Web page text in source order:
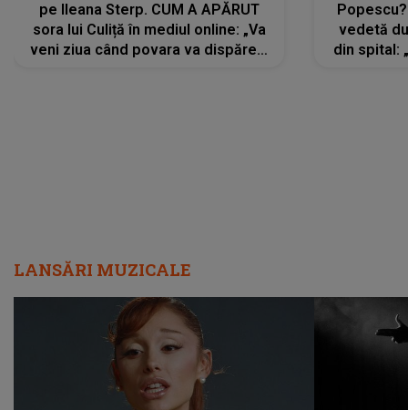
pe Ileana Sterp. CUM A APĂRUT
sora lui Culiță în mediul online: „Va
veni ziua când povara va dispărea,
vedetă
din spital:
LANSĂRI MUZICALE